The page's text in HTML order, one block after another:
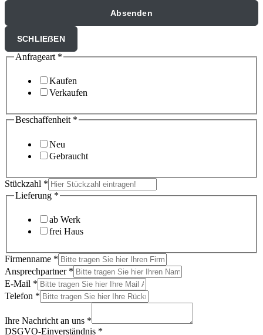
Absenden
SCHLIEẞEN
Anfrageart *
Kaufen
Verkaufen
Beschaffenheit *
Neu
Gebraucht
Stückzahl *
Lieferung *
ab Werk
frei Haus
Firmenname *
Ansprechpartner *
E-Mail *
Telefon *
Ihre Nachricht an uns *
DSGVO-Einverständnis *